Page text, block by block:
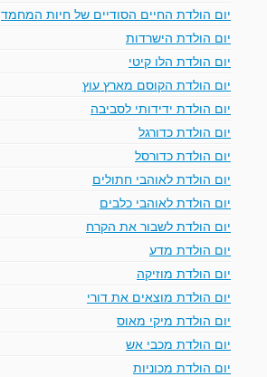
יום הולדת החיים הסודיים של חיות המחמד
יום הולדת הישרדות
יום הולדת הלו קיטי
יום הולדת הקוסם מארץ עוץ
יום הולדת ידידותי לסביבה
יום הולדת כדורגל
יום הולדת כדורסל
יום הולדת לאוהבי חתולים
יום הולדת לאוהבי כלבים
יום הולדת לשבור את הקרח
יום הולדת מדע
יום הולדת מוזיקה
יום הולדת מוצאים את דורי
יום הולדת מיקי מאוס
יום הולדת מכבי אש
יום הולדת מכוניות